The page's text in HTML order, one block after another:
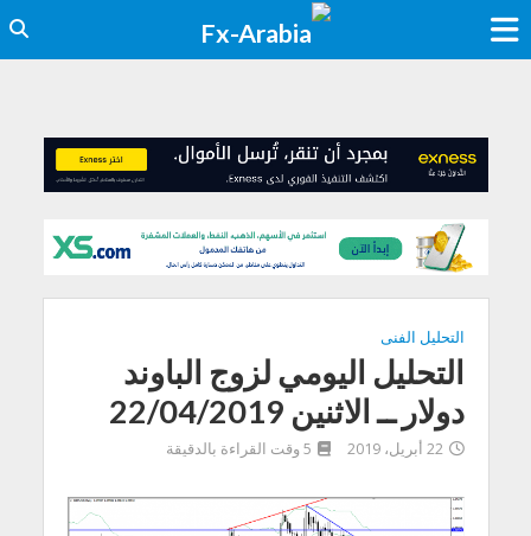
التحليل الفنى
التحليل اليومي لزوج الباوند
دولار ــ الاثنين 22/04/2019
22 أبريل، 2019 5 وقت القراءة بالدقيقة